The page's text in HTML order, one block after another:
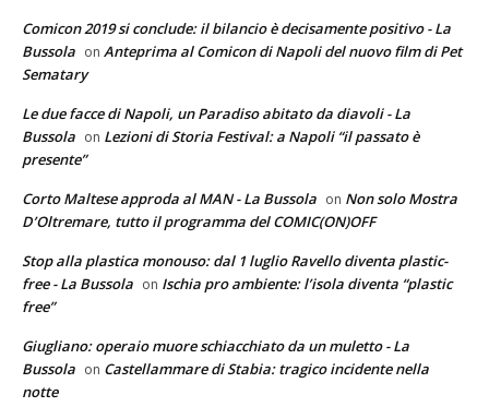
Comicon 2019 si conclude: il bilancio è decisamente positivo - La
Bussola on Anteprima al Comicon di Napoli del nuovo film di Pet
Sematary
Le due facce di Napoli, un Paradiso abitato da diavoli - La
Bussola on Lezioni di Storia Festival: a Napoli “il passato è
presente”
Corto Maltese approda al MAN - La Bussola on Non solo Mostra
D’Oltremare, tutto il programma del COMIC(ON)OFF
Stop alla plastica monouso: dal 1 luglio Ravello diventa plastic-
free - La Bussola on Ischia pro ambiente: l’isola diventa “plastic
free”
Giugliano: operaio muore schiacchiato da un muletto - La
Bussola on Castellammare di Stabia: tragico incidente nella
notte